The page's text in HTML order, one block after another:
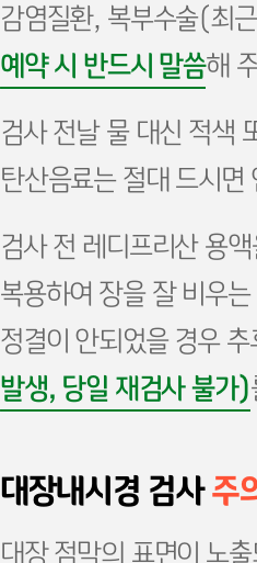
감염질환, 복부수술(최
예약 시 반드시 말씀해
검사 전날 물 대신 적색
탄산음료는 절대 드시면
검사 전 레디프리산 용
복용하여 장을 잘 비우
정결이 안되었을 경우
발생, 당일 재검사 불가)
대장내시경 검사주
대장 점막의 표면이 노